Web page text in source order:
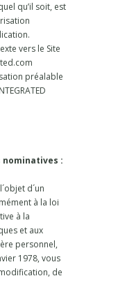
qu’il soit, est
vers le Site
préalable
:
d´un
à la loi
à la
et aux
personnel,
1978, vous
de